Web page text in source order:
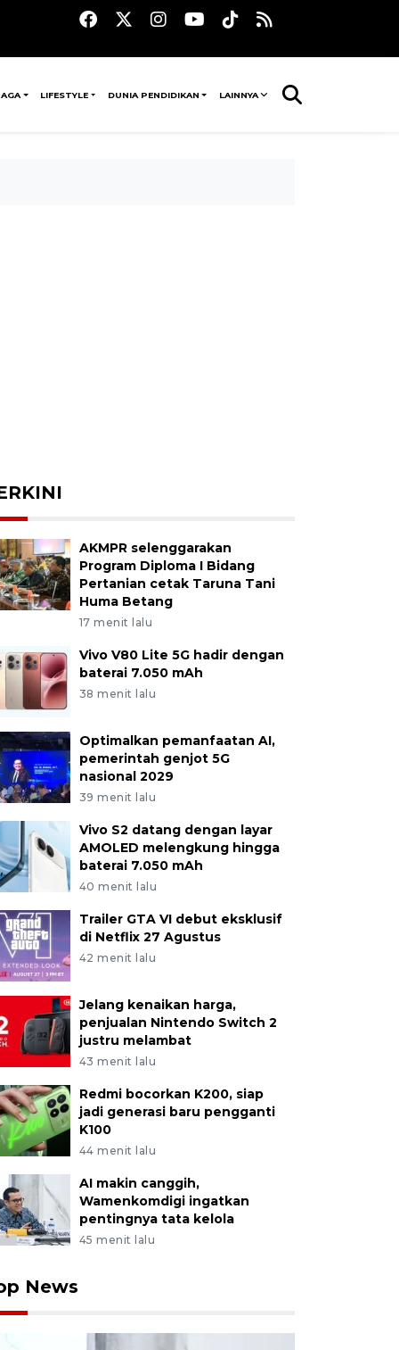
LIFESTYLE DUNIA PENDIDIKAN LAINNYA
AKMPR selenggarakan
Program Diploma I Bidang
Pertanian cetak Taruna Tani
Huma Betang
17 menit lalu
Vivo V80 Lite 5G hadir dengan
baterai 7.050 mAh
38 menit lalu
Optimalkan pemanfaatan AI,
pemerintah genjot 5G
nasional 2029
39 menit lalu
Vivo S2 datang dengan layar
AMOLED melengkung hingga
baterai 7.050 mAh
40 menit lalu
Trailer GTA VI debut eksklusif
di Netflix 27 Agustus
42 menit lalu
Jelang kenaikan harga,
penjualan Nintendo Switch 2
justru melambat
43 menit lalu
Redmi bocorkan K200, siap
jadi generasi baru pengganti
K100
44 menit lalu
AI makin canggih,
Wamenkomdigi ingatkan
pentingnya tata kelola
45 menit lalu
News